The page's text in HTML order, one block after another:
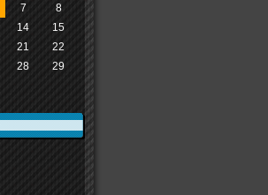
7
8
14
15
21
22
28
29